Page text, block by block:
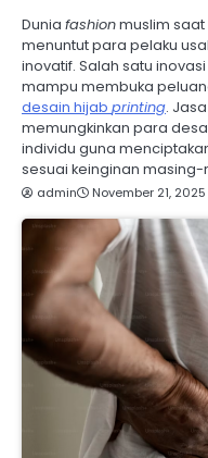
Dunia fashionmuslim
menuntut para pelaku
inovatif. Salah satu
mampu membuka
desain hijab printing.
memungkinkan para
individu guna
sesuai keinginan masing-
admin November 21, 2025